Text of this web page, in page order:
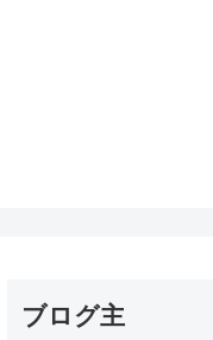
ブログ主